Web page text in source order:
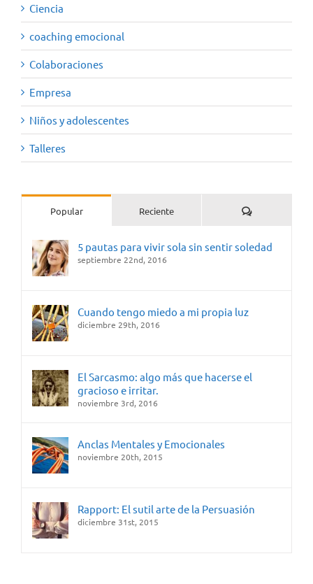
Ciencia
coaching emocional
Colaboraciones
Empresa
Niños y adolescentes
Talleres
Popular Reciente Comentarios
5 pautas para vivir sola sin sentir soledad
septiembre 22nd, 2016
Cuando tengo miedo a mi propia luz
diciembre 29th, 2016
El Sarcasmo: algo más que hacerse el
gracioso e irritar.
noviembre 3rd, 2016
Anclas Mentales y Emocionales
noviembre 20th, 2015
Rapport: El sutil arte de la Persuasión
diciembre 31st, 2015